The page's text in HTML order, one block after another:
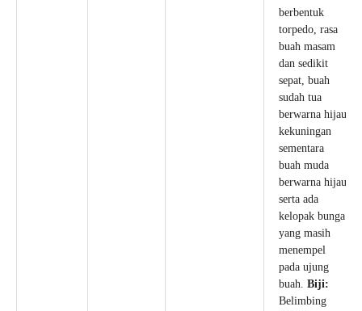
berbentuk
torpedo, rasa
buah masam
dan sedikit
sepat, buah
sudah tua
berwarna hijau
kekuningan
sementara
buah muda
berwarna hijau
serta ada
kelopak bunga
yang masih
menempel
pada ujung
buah. Biji:
Belimbing